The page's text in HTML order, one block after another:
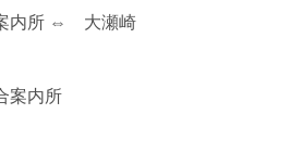
内所 ⇔ 大瀬崎
案内所